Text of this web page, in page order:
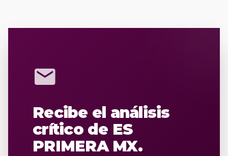
mail
Recibe el análisis
crítico de ES
PRIMERA MX.